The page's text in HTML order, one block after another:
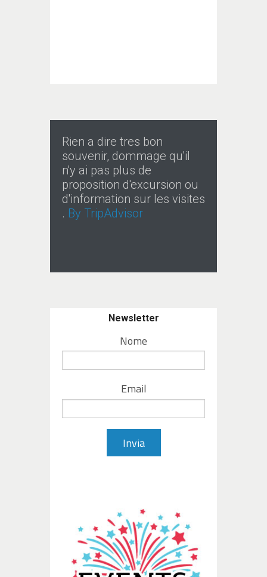
Rien a dire tres bon
souvenir, dommage qu'il
n'y ai pas plus de
proposition d'excursion ou
d'information sur les visites
. By TripAdvisor
Newsletter
Nome
Email